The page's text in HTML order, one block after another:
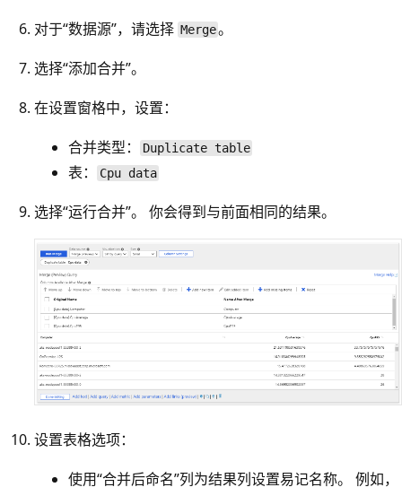
对于“数据源”，请选择 Merge。
选择“添加合并”。
在设置窗格中，设置：
合并类型： Duplicate table
表： Cpu data
选择“运行合并”。 你会得到与前面相同的结果。
设置表格选项：
使用“合并后命名”列为结果列设置易记名称。 例如，